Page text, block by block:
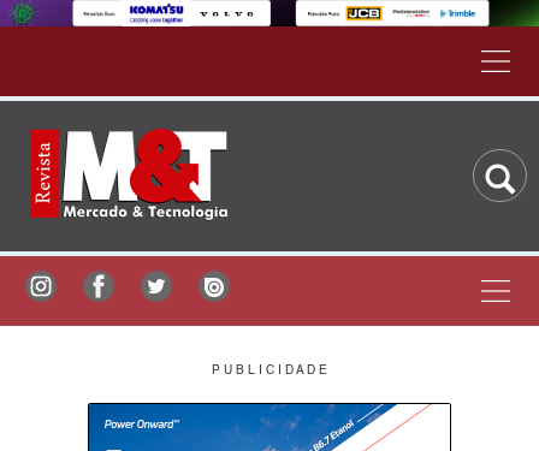
P U B L I C I D A D E